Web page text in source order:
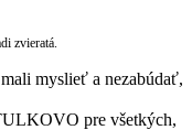
zvieratá.
myslieť a nezabúdať,
pre všetkých,